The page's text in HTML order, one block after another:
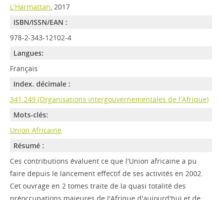
L'Harmattan, 2017
ISBN/ISSN/EAN :
978-2-343-12102-4
Langues:
Français
Index. décimale :
341.249 (Organisations intergouvernementales de l'Afrique)
Mots-clés:
Union Africaine
Résumé :
Ces contributions évaluent ce que l'Union africaine a pu
faire depuis le lancement effectif de ses activités en 2002.
Cet ouvrage en 2 tomes traite de la quasi totalité des